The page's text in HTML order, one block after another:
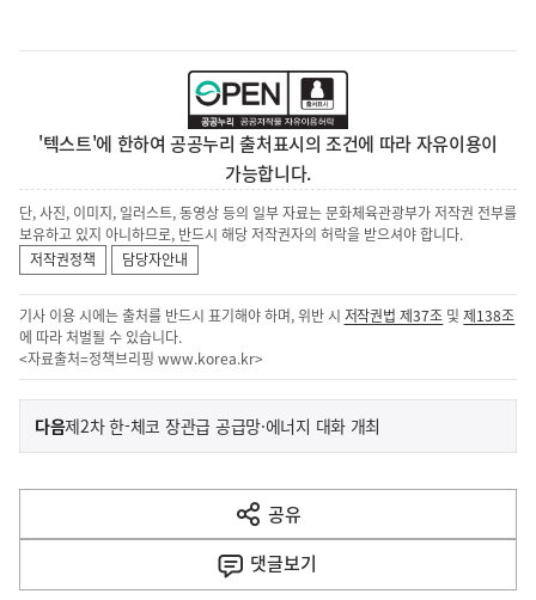
'텍스트'에 한하여 공공누리 출처표시의 조건에 따라 자유이용이
가능합니다.
단, 사진, 이미지, 일러스트, 동영상 등의 일부 자료는 문화체육관광부가 저작권 전부를
보유하고 있지 아니하므로, 반드시 해당 저작권자의 허락을 받으셔야 합니다.
저작권정책
담당자안내
기사 이용 시에는 출처를 반드시 표기해야 하며, 위반 시 저작권법 제37조 및제138조
에 따라 처벌될 수 있습니다.
<자료출처=정책브리핑 www.korea.kr>
이
전
다
음
다음기
사
제2차 한-체코 장관급 공급망·에너지 대화 개최
공유
열
기
댓글보기